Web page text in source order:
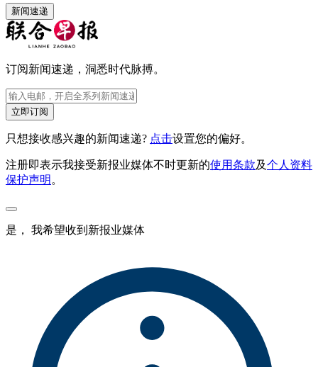
新闻速递
订阅新闻速递，洞悉时代脉搏。
立即订阅
只想接收感兴趣的新闻速递? 点击设置您的偏好。
注册即表示我接受新报业媒体不时更新的使用条款及个人资料
保护声明 。
是， 我希望收到新报业媒体